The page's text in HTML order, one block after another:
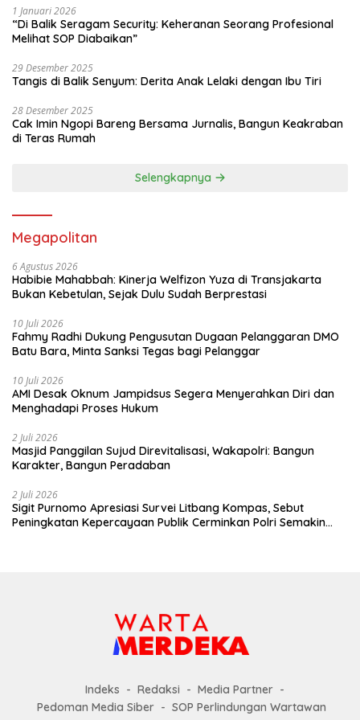
1 Januari 2026
“Di Balik Seragam Security: Keheranan Seorang Profesional
Melihat SOP Diabaikan”
29 Desember 2025
Tangis di Balik Senyum: Derita Anak Lelaki dengan Ibu Tiri
28 Desember 2025
Cak Imin Ngopi Bareng Bersama Jurnalis, Bangun Keakraban
di Teras Rumah
Selengkapnya
Megapolitan
6 Agustus 2026
Habibie Mahabbah: Kinerja Welfizon Yuza di Transjakarta
Bukan Kebetulan, Sejak Dulu Sudah Berprestasi
10 Juli 2026
Fahmy Radhi Dukung Pengusutan Dugaan Pelanggaran DMO
Batu Bara, Minta Sanksi Tegas bagi Pelanggar
10 Juli 2026
AMI Desak Oknum Jampidsus Segera Menyerahkan Diri dan
Menghadapi Proses Hukum
2 Juli 2026
Masjid Panggilan Sujud Direvitalisasi, Wakapolri: Bangun
Karakter, Bangun Peradaban
2 Juli 2026
Sigit Purnomo Apresiasi Survei Litbang Kompas, Sebut
Peningkatan Kepercayaan Publik Cerminkan Polri Semakin
Indeks Redaksi
Media Partner
Pedoman Media Siber
SOP Perlindungan Wartawan